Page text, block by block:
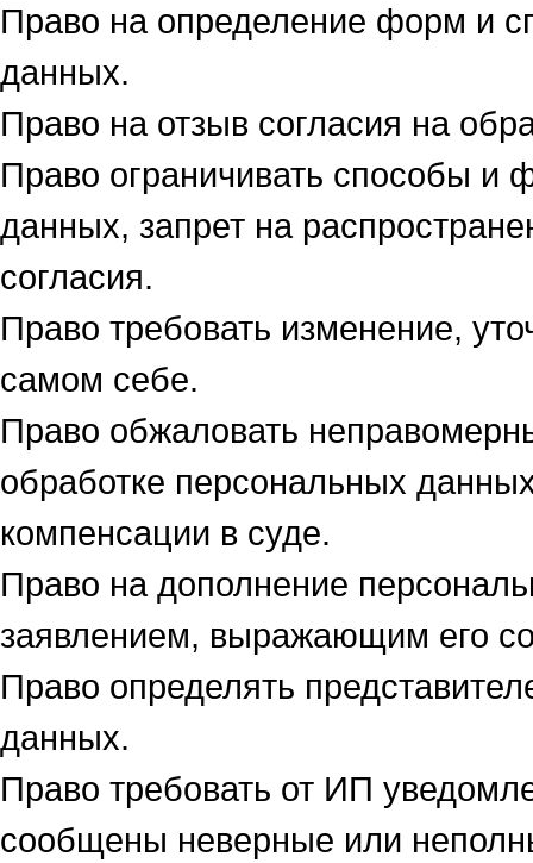
Право на определение форм и
данных.
Право на отзыв согласия на
Право ограничивать способы и
данных, запрет на
согласия.
Право требовать изменение,
самом себе.
Право обжаловать
обработке персональных
компенсации в суде.
Право на дополнение
заявлением, выражающим его
Право определять
данных.
Право требовать от ИП
сообщены неверные или